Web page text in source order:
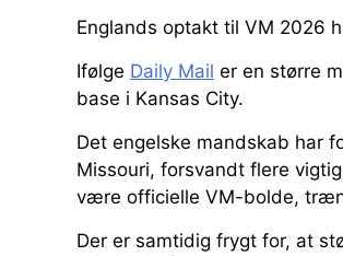
Englands optakt til VM 2026
Ifølge Daily Mail er en større
base i Kansas City.
Det engelske mandskab har
Missouri, forsvandt flere
være officielle VM-bolde,
Der er samtidig frygt for, at